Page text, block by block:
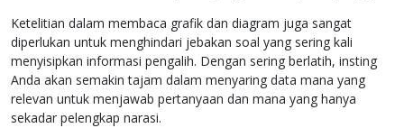
Ketelitian dalam membaca grafik dan diagram juga sangat
diperlukan untuk menghindari jebakan soal yang sering kali
menyisipkan informasi pengalih. Dengan sering berlatih, insting
Anda akan semakin tajam dalam menyaring data mana yang
relevan untuk menjawab pertanyaan dan mana yang hanya
sekadar pelengkap narasi.